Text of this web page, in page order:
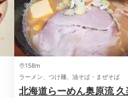
158m
ラーメン、つけ麺、油そば・まぜそば
北海道らーめん奥原流 久